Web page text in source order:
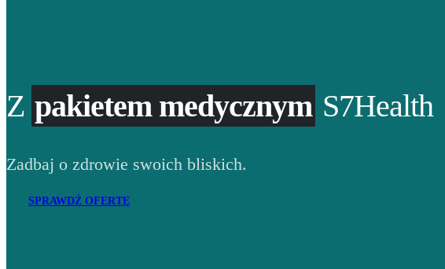
Z pakietem medycznym S7Health
Zadbaj o zdrowie swoich bliskich.
SPRAWDŹ OFERTĘ